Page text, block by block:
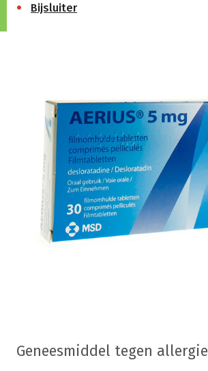
Bijsluiter
Geneesmiddel tegen allergie